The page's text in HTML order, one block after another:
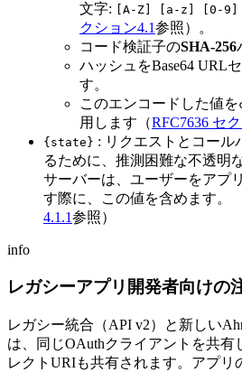
文字:
[A-Z] [a-z] [0-
クション4.1参照）。
コード検証子のSHA-256
ハッシュをBase64 URL
す。
このエンコードした値を
用します（RFC7636 セ
{state} : リクエストとコール
るために、推測困難な不透明
サーバーは、ユーザーをアプ
す際に、この値を含めます。
4.1.1参照）
info
レガシーアプリ開発者向けの
レガシー統合（API v2）と新しい
は、同じOAuthクライアントを共有
レクトURIも共有されます。アプリ